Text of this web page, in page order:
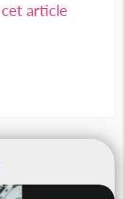
article